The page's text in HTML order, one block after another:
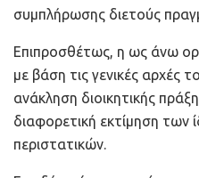
συμπλήρωσης διετούς
Επιπροσθέτως, η ως άνω
με βάση τις γενικές αρχές
ανάκληση διοικητικής
διαφορετική εκτίμηση των
περιστατικών.